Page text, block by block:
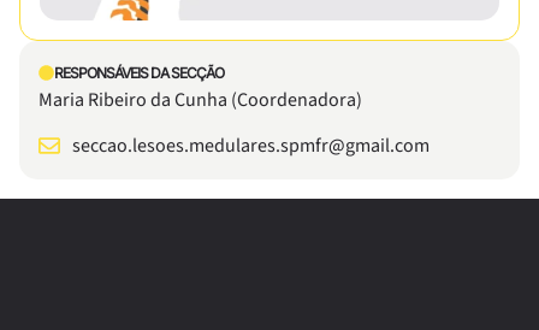
RESPONSÁVEIS DA SECÇÃO
Maria Ribeiro da Cunha (Coordenadora)
seccao.lesoes.medulares.spmfr@gmail.com